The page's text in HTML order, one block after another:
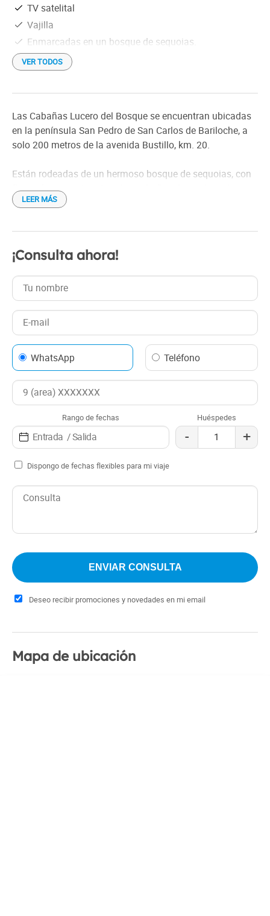
TV satelital
Vajilla
Enmarcadas en un bosque de sequoias.
Hermoso parque.
VER TODOS
Las Cabañas Lucero del Bosque se encuentran ubicadas
en la península San Pedro de San Carlos de Bariloche, a
solo 200 metros de la avenida Bustillo, km. 20.
Están rodeadas de un hermoso bosque de sequoias, con
flora y fauna nativa. Son dos cabañas de madera, de
estilo rústico, con capacidad para 4 personas cada una.
Las cabañas cuentan con ropa de cama, baño privado, TV
satelital y Wi-Fi gratuito. También un hermoso parque
para disfrutar del aire libre.
Lucero del Bosque son una excelente opción para quienes
buscan un alojamiento cómodo y tranquilo, rodeado de la
naturaleza patagónica.
LEER MÁS
¡Consulta ahora!
WhatsApp Teléfono
Rango de fechas Huéspedes
- +
Dispongo de fechas flexibles para mi viaje
Deseo recibir promociones y novedades en mi email
Mapa de ubicación